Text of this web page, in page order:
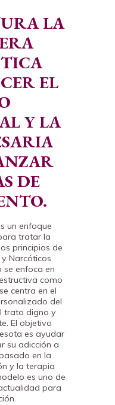
LA
EL
Y LA
DE
un enfoque
tratar la
principios de
Narcóticos
se enfoca en
como
centra en el
del
trato digno y
El objetivo
es ayudar
su adicción a
en la
y la terapia
es uno de
para